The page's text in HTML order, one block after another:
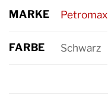
MARKE Petromax
FARBE Schwarz